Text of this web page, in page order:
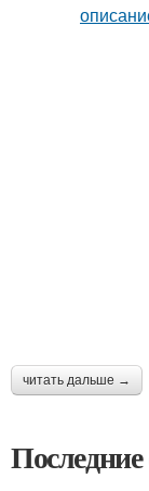
читать дальше →
Последние